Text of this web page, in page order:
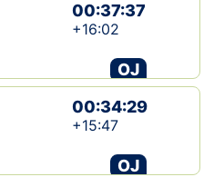
00:37:37
+16:02
OJ
00:34:29
+15:47
OJ